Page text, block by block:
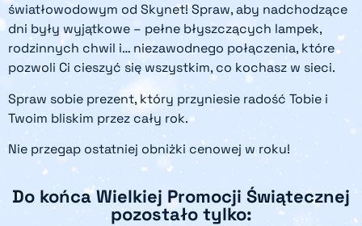
światłowodowym od Skynet! Spraw, aby nadchodzące
dni były wyjątkowe – pełne błyszczących lampek,
rodzinnych chwil i… niezawodnego połączenia, które
pozwoli Ci cieszyć się wszystkim, co kochasz w sieci.
Spraw sobie prezent, który przyniesie radość Tobie i
Twoim bliskim przez cały rok.
Nie przegap ostatniej obniżki cenowej w roku!
Do końca Wielkiej Promocji Świątecznej
pozostało tylko: